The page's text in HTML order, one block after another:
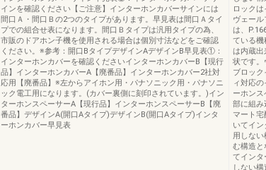
インを確認ください【ご注意】インターホンカバーサインには
間口Ａ・間口Ｂの2つのタイプがあります。早見表は間口Ａタイ
プでの組合せ表になります。間口Ｂタイプは汎用タイプの為、
市販のドアホン子機を使用される場合は個別寸法などをご確認
ください。※参考：開口BタイプデザインAデザインB早見表①：
インターホンカバーを確認くださいインターホンカバーB【現行
品】インターホンカバーA【廃番品】インターホンカバー2社対
応用【廃番品】※左からアイホン用・パナソニック用・パナソニ
ック電工用になります。(カバー裏側に刻印されています。)イン
ターホンスペーサーA【現行品】インターホンスペーサーB【廃
番品】デザインA(開口Aタイプ)デザインB(開口Aタイプ)インタ
ーホンカバー早見表
ロック
ヴェー
は、
ている機
は内蔵出
状です。
ブロッ
ィ対応
ーホン
部に組み
マート
いてイ
用しな
む構造と
てインタ
しない